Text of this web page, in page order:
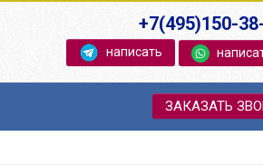
+7(495)150-
написать
ЗАКАЗАТЬ